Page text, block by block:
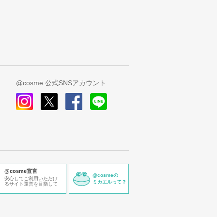
@cosme 公式SNSアカウント
@cosme宣言
安心してご利用いただけ
るサイト運営を目指して
@cosmeの
ミカエルって？